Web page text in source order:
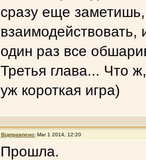
сразу еще
взаимодействовать,
один раз все
Третья глава... Что
уж короткая игра)
Відправлено: Mar 1 2014, 12:20
Прошла.